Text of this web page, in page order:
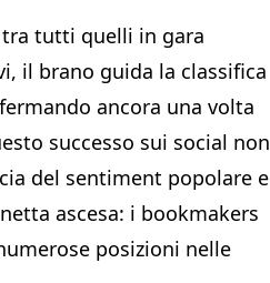
tra tutti quelli in gara
il brano guida la classifica
ancora una volta
successo sui social non
del sentiment popolare e
ascesa: i bookmakers
posizioni nelle